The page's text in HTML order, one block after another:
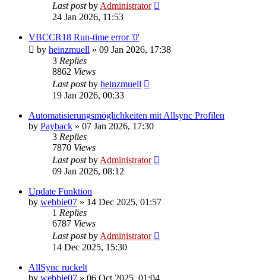
Last postby Administrator
24 Jan 2026, 11:53
VBCCR18 Run-time error '0'
by heinzmuell » 09 Jan 2026, 17:38
3 Replies
8862 Views
Last postby heinzmuell
19 Jan 2026, 00:33
Automatisierungsmöglichkeiten mit Allsync Profilen
by Payback » 07 Jan 2026, 17:30
3 Replies
7870 Views
Last postby Administrator
09 Jan 2026, 08:12
Update Funktion
by webbie07 » 14 Dec 2025, 01:57
1 Replies
6787 Views
Last postby Administrator
14 Dec 2025, 15:30
AllSync ruckelt